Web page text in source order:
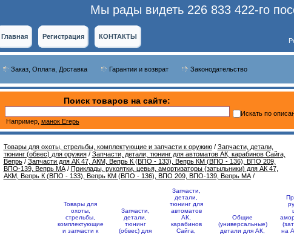
Мы рады видеть 226 833 422-го
Главная Регистрация КОНТАКТЫ
Заказ, Оплата, Доставка Гарантии и возврат Законодательство
Поиск товаров на сайте:
Например, манок Егерь
Искать по
Товары для охоты, стрельбы, комплектующие и запчасти к оружию/ Запчасти, детали,
тюнинг (обвес) для оружия/ Запчасти, детали, тюнинг для автоматов АК, карабинов Сайга,
Вепрь/ Запчасти для АК 47, АКМ, Вепрь К (ВПО - 133), Вепрь КМ (ВПО - 136), ВПО 209,
ВПО-139, Вепрь МА/ Приклады, рукоятки, цевья, амортизаторы (затыльники) для АК 47,
АКМ, Вепрь К (ВПО - 133), Вепрь КМ (ВПО - 136), ВПО 209, ВПО-139, Вепрь МА/
Товары для
охоты,
стрельбы,
комплектующие
и запчасти к
Запчасти,
детали,
тюнинг
(обвес) для
Запчасти,
детали,
тюнинг для
автоматов
АК,
карабинов
Сайга,
Общие
(универсальные)
детали для АК,
на